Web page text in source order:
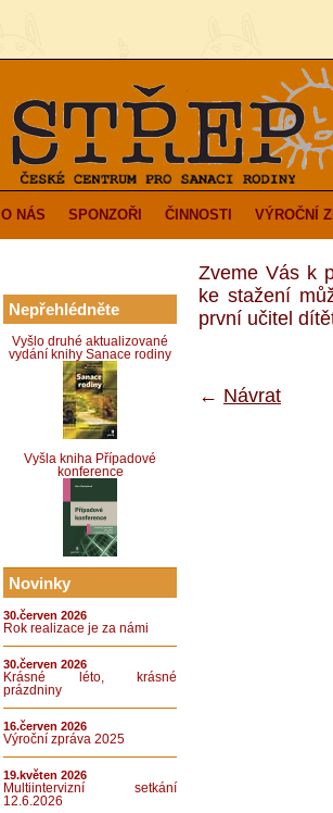
O NÁS SPONZOŘI ČINNOSTI VÝROČNÍ
Nepřehlédněte
Vyšlo druhé aktualizované
vydání knihy Sanace rodiny
Vyšla kniha Případové
konference
Novinky
30.červen 2026
Rok realizace je za námi
30.červen 2026
Krásné léto, krásné
prázdniny
16.červen 2026
Výroční zpráva 2025
19.květen 2026
Multiintervizní setkání
12.6.2026
Zveme Vás k
ke stažení
první učitel
← Návrat